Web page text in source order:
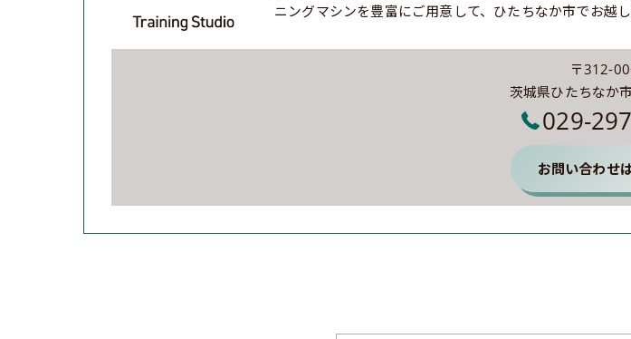
ニングマシンを豊富にご用意して、ひたちなか市でお越
〒312-
茨城県ひたちなか
029-
お問い合わせ